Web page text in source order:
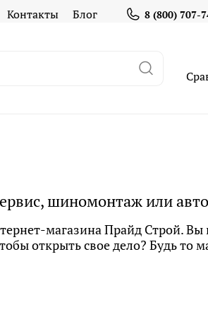
Контакты Блог 8 (800) 707-
шиномонтаж или
магазина Прайд Строй. Вы
открыть свое дело? Будь то